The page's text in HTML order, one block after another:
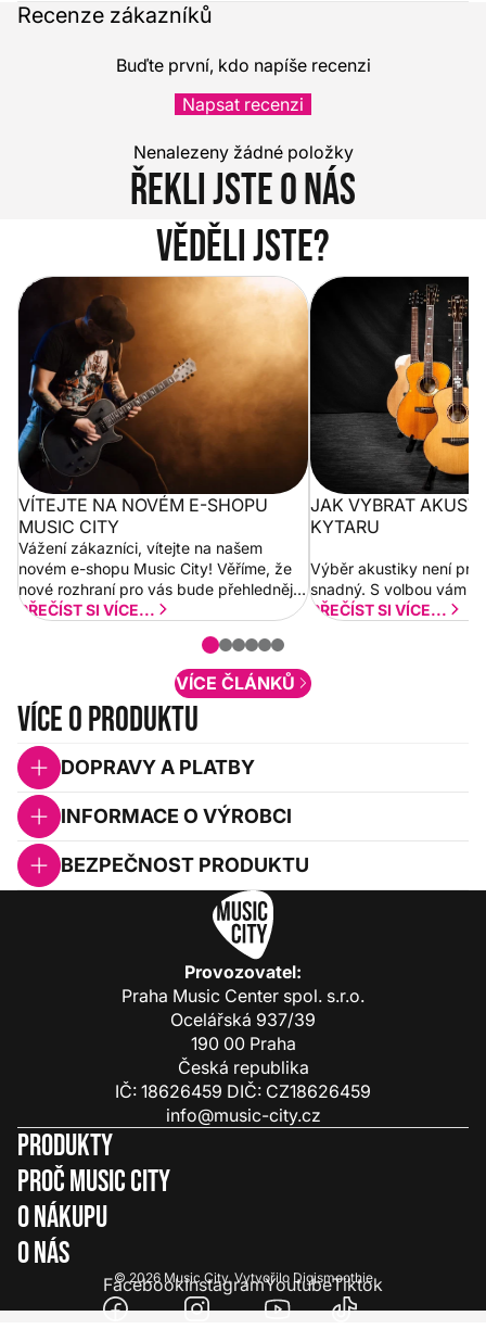
Recenze zákazníků
Buďte první, kdo napíše recenzi
Napsat recenzi
Nenalezeny žádné položky
Řekli jste o nás
Věděli jste?
Vítejte na novém e-shopu Music
City
VÍTEJTE NA NOVÉM E-SHOPU
MUSIC CITY
Vážení zákazníci, vítejte na našem
novém e-shopu Music City! Věříme, že
nové rozhraní pro vás bude přehlednější
a rychlejší. Postupně budeme přidávat
PŘEČÍST SI VÍCE...
Jak vybrat
JAK VYBRAT
KYTARU
Výběr akustiky není pro
snadný. S volbou vám
PŘEČÍST SI VÍCE...
VÍCE ČLÁNKŮ
Více o produktu
DOPRAVY A PLATBY
INFORMACE O VÝROBCI
BEZPEČNOST PRODUKTU
Provozovatel:
Praha Music Center spol. s.r.o.
Ocelářská 937/39
190 00 Praha
Česká republika
IČ: 18626459 DIČ: CZ18626459
info@music-city.cz
Produkty
Proč Music City
O nákupu
O nás
© 2026 Music City. Vytvořilo Digismoothie
FacebookInstagramYoutubeTiktok